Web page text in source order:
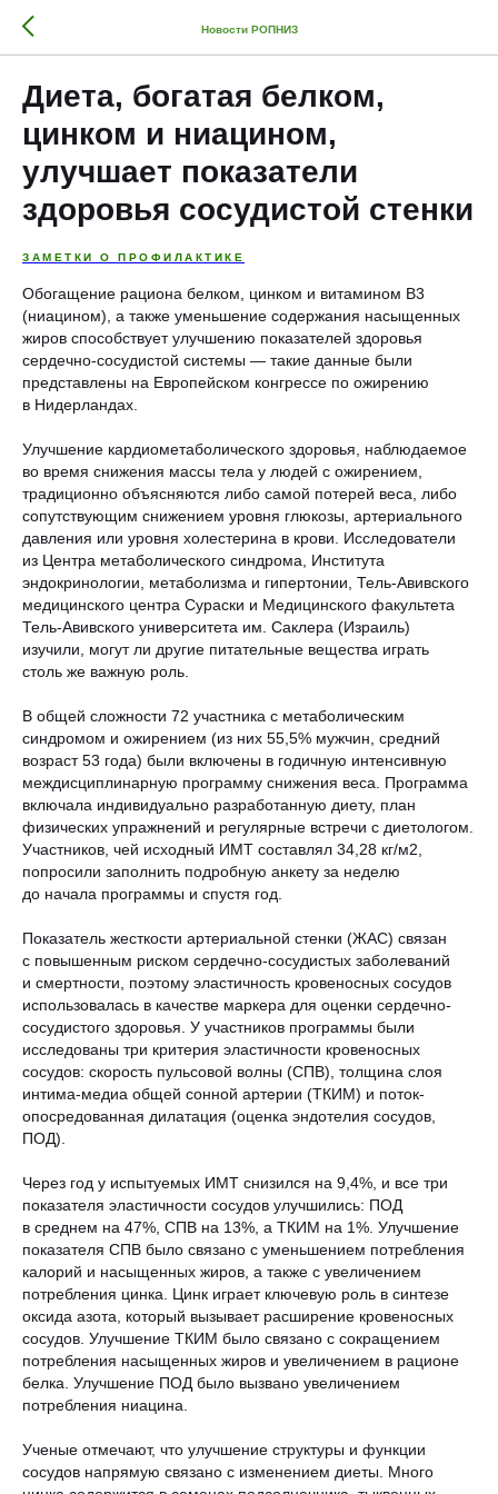
Новости РОПНИЗ
Диета, богатая белком,
цинком и ниацином,
улучшает показатели
здоровья сосудистой стенки
ЗАМЕТКИ О ПРОФИЛАКТИКЕ
Обогащение рациона белком, цинком и витамином В3
(ниацином), а также уменьшение содержания насыщенных
жиров способствует улучшению показателей здоровья
сердечно-сосудистой системы — такие данные были
представлены на Европейском конгрессе по ожирению
в Нидерландах.
Улучшение кардиометаболического здоровья, наблюдаемое
во время снижения массы тела у людей с ожирением,
традиционно объясняются либо самой потерей веса, либо
сопутствующим снижением уровня глюкозы, артериального
давления или уровня холестерина в крови. Исследователи
из Центра метаболического синдрома, Института
эндокринологии, метаболизма и гипертонии, Тель-Авивского
медицинского центра Сураски и Медицинского факультета
Тель-Авивского университета им. Саклера (Израиль)
изучили, могут ли другие питательные вещества играть
столь же важную роль.
В общей сложности 72 участника с метаболическим
синдромом и ожирением (из них 55,5% мужчин, средний
возраст 53 года) были включены в годичную интенсивную
междисциплинарную программу снижения веса. Программа
включала индивидуально разработанную диету, план
физических упражнений и регулярные встречи с диетологом.
Участников, чей исходный ИМТ составлял 34,28 кг/м2,
попросили заполнить подробную анкету за неделю
до начала программы и спустя год.
Показатель жесткости артериальной стенки (ЖАС) связан
с повышенным риском сердечно-сосудистых заболеваний
и смертности, поэтому эластичность кровеносных сосудов
использовалась в качестве маркера для оценки сердечно-
сосудистого здоровья. У участников программы были
исследованы три критерия эластичности кровеносных
сосудов: скорость пульсовой волны (СПВ), толщина слоя
интима-медиа общей сонной артерии (ТКИМ) и поток-
опосредованная дилатация (оценка эндотелия сосудов,
ПОД).
Через год у испытуемых ИМТ снизился на 9,4%, и все три
показателя эластичности сосудов улучшились: ПОД
в среднем на 47%, СПВ на 13%, а ТКИМ на 1%. Улучшение
показателя СПВ было связано с уменьшением потребления
калорий и насыщенных жиров, а также с увеличением
потребления цинка. Цинк играет ключевую роль в синтезе
оксида азота, который вызывает расширение кровеносных
сосудов. Улучшение ТКИМ было связано с сокращением
потребления насыщенных жиров и увеличением в рационе
белка. Улучшение ПОД было вызвано увеличением
потребления ниацина.
Ученые отмечают, что улучшение структуры и функции
сосудов напрямую связано с изменением диеты. Много